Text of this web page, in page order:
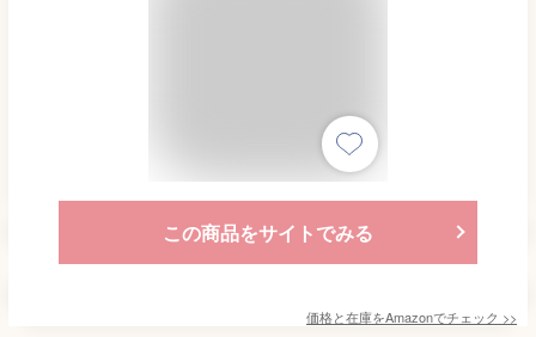
この商品をサイトでみる
価格と在庫をAmazonでチェック >>